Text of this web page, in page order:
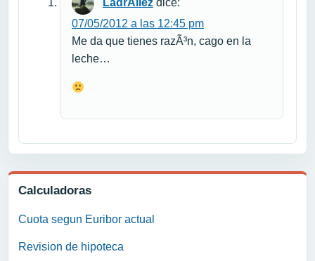
Calculadoras
Cuota segun Euribor actual
Revision de hipoteca
LadrÃ­llez dice:
07/05/2012 a las 12:45 pm
Me da que tienes razÃ³n, cago en la
leche…